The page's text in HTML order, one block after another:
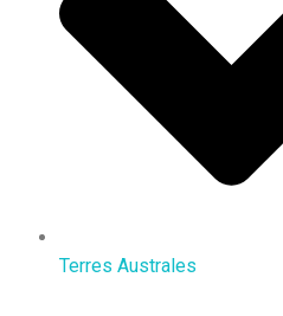
Terres Australes